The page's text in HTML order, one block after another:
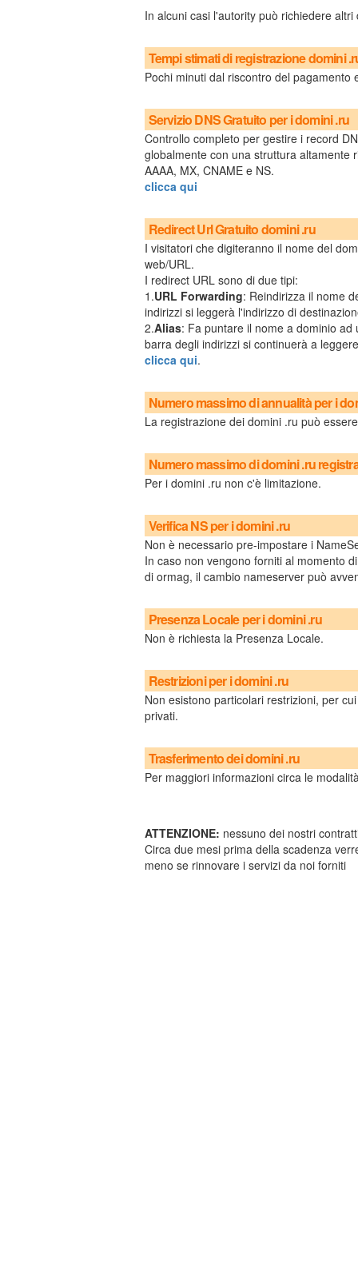
In alcuni casi l'autority può richiedere altri
Tempi stimati di registrazione domini
Pochi minuti dal riscontro del pagamento
Servizio DNS Gratuito per i domini .ru
Controllo completo per gestire i record
globalmente con una struttura altamente
AAAA, MX, CNAME e NS.
clicca qui
Redirect Url Gratuito domini .ru
I visitatori che digiteranno il nome del
web/URL.
I redirect URL sono di due tipi:
1.URL Forwarding: Reindirizza il nome
indirizzi si leggerà l'indirizzo di
2.Alias: Fa puntare il nome a dominio
barra degli indirizzi si continuerà a
clicca qui.
Numero massimo di annualità per i
La registrazione dei domini .ru può
Numero massimo di domini .ru
Per i domini .ru non c'è limitazione.
Verifica NS per i domini .ru
Non è necessario pre-impostare i
In caso non vengono forniti al momento
di ormag, il cambio nameserver può
Presenza Locale per i domini .ru
Non è richiesta la Presenza Locale.
Restrizioni per i domini .ru
Non esistono particolari restrizioni, per
privati.
Trasferimento dei domini .ru
Per maggiori informazioni circa le
ATTENZIONE: nessuno dei nostri
Circa due mesi prima della scadenza
meno se rinnovare i servizi da noi forniti